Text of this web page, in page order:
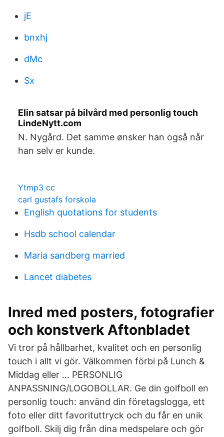
jE
bnxhj
dMc
Sx
Elin satsar på bilvård med personlig touch
LindeNytt.com
N. Nygård. Det samme ønsker han også når
han selv er kunde.
Ytmp3 cc
carl gustafs forskola
English quotations for students
Hsdb school calendar
Maria sandberg married
Lancet diabetes
Inred med posters, fotografier
och konstverk Aftonbladet
Vi tror på hållbarhet, kvalitet och en personlig
touch i allt vi gör. Välkommen förbi på Lunch &
Middag eller … PERSONLIG
ANPASSNING/LOGOBOLLAR. Ge din golfboll en
personlig touch: använd din företagslogga, ett
foto eller ditt favorituttryck och du får en unik
golfboll. Skilj dig från dina medspelare och gör